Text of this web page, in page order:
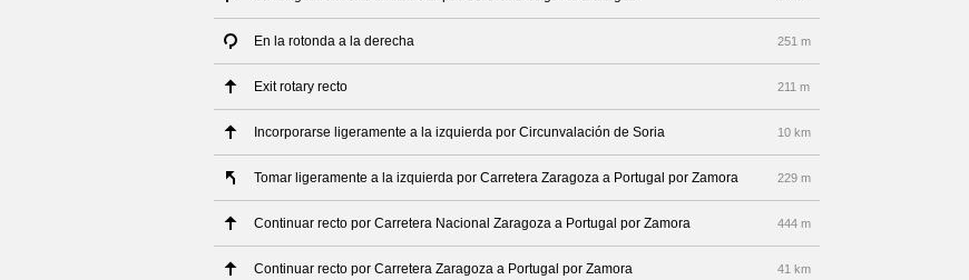
En la rotonda a la derecha 251 m
Exit rotary recto 211 m
Incorporarse ligeramente a la izquierda por Circunvalación de Soria 10 km
Tomar ligeramente a la izquierda por Carretera Zaragoza a Portugal por Zamora 229 m
Continuar recto por Carretera Nacional Zaragoza a Portugal por Zamora 444 m
Continuar recto por Carretera Zaragoza a Portugal por Zamora 41 km